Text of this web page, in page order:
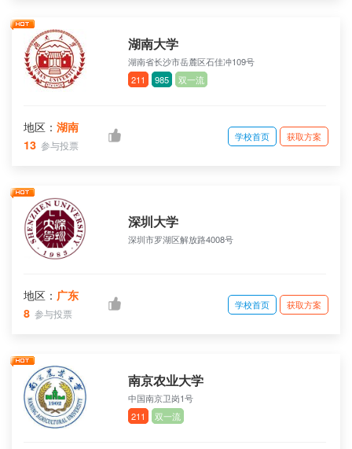
湖南大学
湖南省长沙市岳麓区石佳冲109号
211
985 双一流
地区： 湖南
13 参与投票
学校首页 获取方案
深圳大学
深圳市罗湖区解放路4008号
地区： 广东
8 参与投票
学校首页 获取方案
南京农业大学
中国南京卫岗1号
211
双一流